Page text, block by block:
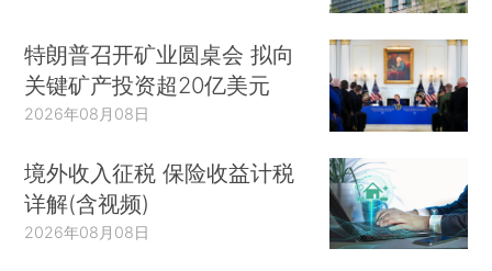
特朗普召开矿业圆桌会 拟向
关键矿产投资超20亿美元
2026年08月08日
境外收入征税 保险收益计税
详解(含视频)
2026年08月08日